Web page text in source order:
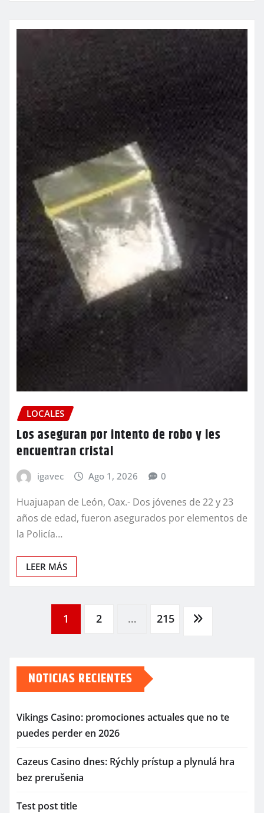
LOCALES
Los aseguran por intento de robo y les
encuentran cristal
igavec Ago 1, 2026 0
Huajuapan de León, Oax.- Dos jóvenes de 22 y 23
años de edad, fueron asegurados por elementos de
la Policía…
LEER MÁS
Paginación
de
entradas
1 2 … 215
NOTICIAS RECIENTES
Vikings Casino: promociones actuales que no te
puedes perder en 2026
Cazeus Casino dnes: Rýchly prístup a plynulá hra
bez prerušenia
Test post title